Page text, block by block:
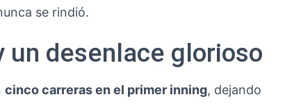
se rindió.
un desenlace glorioso
cinco carreras en el primer inning, dejando